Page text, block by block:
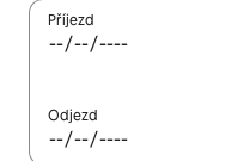
Příjezd
Odjezd